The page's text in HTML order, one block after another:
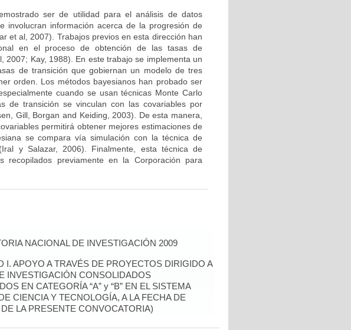
ser de utilidad para el análisis de datos
involucran información acerca de la progresión de
et al, 2007). Trabajos previos en esta dirección han
en el proceso de obtención de las tasas de
2007; Kay, 1988). En este trabajo se implementa un
de transición que gobiernan un modelo de tres
orden. Los métodos bayesianos han probado ser
cuando se usan técnicas Monte Carlo
de transición se vinculan con las covariables por
Gill, Borgan and Keiding, 2003). De esta manera,
permitirá obtener mejores estimaciones de
se compara vía simulación con la técnica de
y Salazar, 2006). Finalmente, esta técnica de
recopilados previamente en la Corporación para
NACIONAL DE INVESTIGACIÓN 2009
I. APOYO A TRAVÉS DE PROYECTOS DIRIGIDO A
INVESTIGACIÓN CONSOLIDADOS
EN CATEGORÍA “A” y “B” EN EL SISTEMA
CIENCIA Y TECNOLOGÍA, A LA FECHA DE
LA PRESENTE CONVOCATORIA)